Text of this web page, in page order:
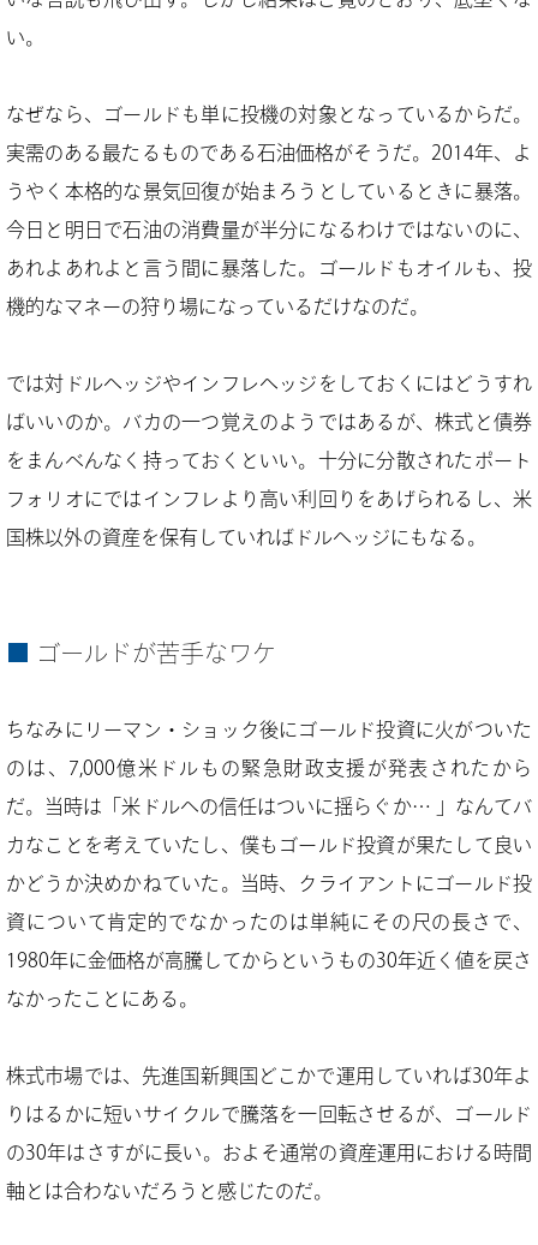
い。
なぜなら、ゴールドも単に投機の対象となっているからだ。
実需のある最たるものである石油価格がそうだ。2014年、よ
うやく本格的な景気回復が始まろうとしているときに暴落。
今日と明日で石油の消費量が半分になるわけではないのに、
あれよあれよと言う間に暴落した。ゴールドもオイルも、投
機的なマネーの狩り場になっているだけなのだ。
では対ドルヘッジやインフレヘッジをしておくにはどうすれ
ばいいのか。バカの一つ覚えのようではあるが、株式と債券
をまんべんなく持っておくといい。十分に分散されたポート
フォリオにではインフレより高い利回りをあげられるし、米
国株以外の資産を保有していればドルヘッジにもなる。
ゴールドが苦手なワケ
ちなみにリーマン・ショック後にゴールド投資に火がついた
のは、7,000億米ドルもの緊急財政支援が発表されたから
だ。当時は「米ドルへの信任はついに揺らぐか… 」なんてバ
カなことを考えていたし、僕もゴールド投資が果たして良い
かどうか決めかねていた。当時、クライアントにゴールド投
資について肯定的でなかったのは単純にその尺の長さで、
1980年に金価格が高騰してからというもの30年近く値を戻さ
なかったことにある。
株式市場では、先進国新興国どこかで運用していれば30年よ
りはるかに短いサイクルで騰落を一回転させるが、ゴールド
の30年はさすがに長い。およそ通常の資産運用における時間
軸とは合わないだろうと感じたのだ。